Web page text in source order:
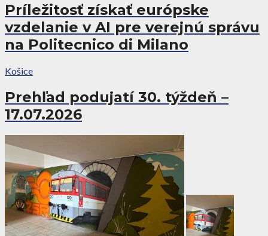
Príležitosť získať európske
vzdelanie v AI pre verejnú správu
na Politecnico di Milano
Košice
Prehľad podujatí 30. týždeň –
17.07.2026